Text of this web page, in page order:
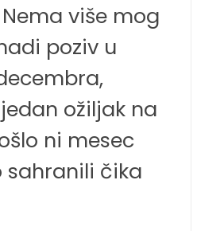
više mog
poziv u
ožiljak na
ni mesec
sahranili čika